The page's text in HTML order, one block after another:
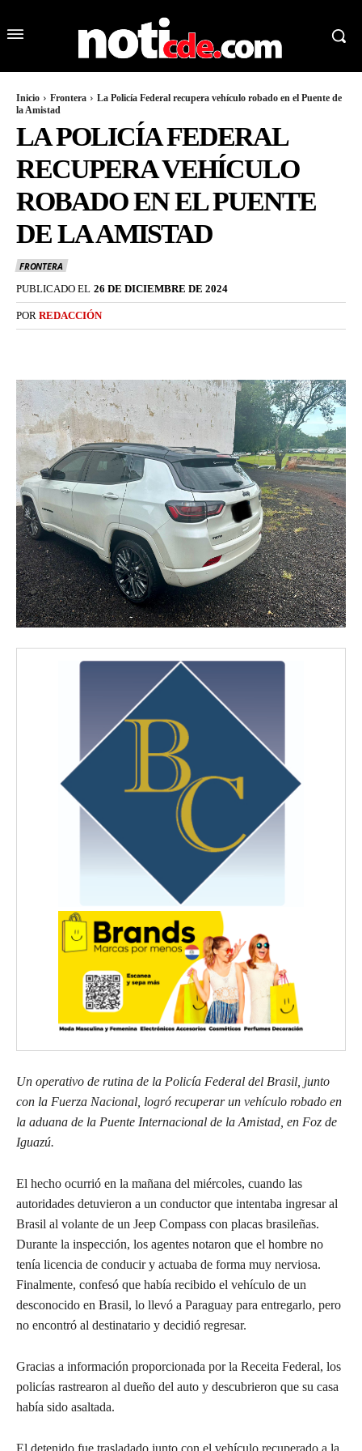
Inicio Frontera
La Policía Federal recupera vehículo robado en el Puente de
la Amistad
LA POLICÍA FEDERAL
RECUPERA VEHÍCULO
ROBADO EN EL PUENTE
DE LA AMISTAD
FRONTERA
PUBLICADO EL 26 DE DICIEMBRE DE 2024
POR REDACCIÓN
Un operativo de rutina de la Policía Federal del Brasil, junto
con la Fuerza Nacional, logró recuperar un vehículo robado en
la aduana de la Puente Internacional de la Amistad, en Foz de
Iguazú.
El hecho ocurrió en la mañana del miércoles, cuando las
autoridades detuvieron a un conductor que intentaba ingresar al
Brasil al volante de un Jeep Compass con placas brasileñas.
Durante la inspección, los agentes notaron que el hombre no
tenía licencia de conducir y actuaba de forma muy nerviosa.
Finalmente, confesó que había recibido el vehículo de un
desconocido en Brasil, lo llevó a Paraguay para entregarlo, pero
no encontró al destinatario y decidió regresar.
Gracias a información proporcionada por la Receita Federal, los
policías rastrearon al dueño del auto y descubrieron que su casa
había sido asaltada.
El detenido fue trasladado junto con el vehículo recuperado a la